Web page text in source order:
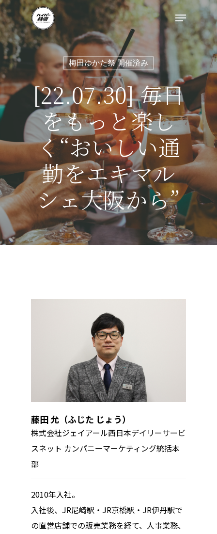
梅田ゆかた祭 開催済み
[22.07.30] 毎日
をもっと楽し
く“おいしい通
勤をエキマル
シェ大阪から”
藤田 允（ふじた じょう）
株式会社ジェイアール西日本デイリーサービ
スネット カンパニーマーケティング統括本
部
2010年入社。
入社後、JR尼崎駅・JR京橋駅・JR伊丹駅で
の直営店舗での販売業務を経て、人事業務、